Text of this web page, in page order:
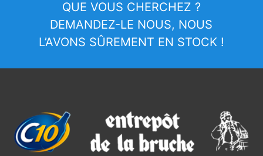
QUE VOUS CHERCHEZ ?
DEMANDEZ-LE NOUS, NOUS
L’AVONS SÛREMENT EN STOCK !